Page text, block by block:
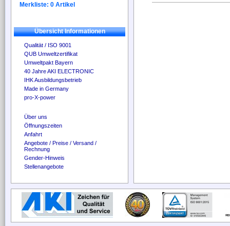
Merkliste: 0 Artikel
Übersicht Informationen
Qualität / ISO 9001
QUB Umweltzertifikat
Umweltpakt Bayern
40 Jahre AKI ELECTRONIC
IHK Ausbildungsbetrieb
Made in Germany
pro-X-power
Über uns
Öffnungszeiten
Anfahrt
Angebote / Preise / Versand /
Rechnung
Gender-Hinweis
Stellenangebote